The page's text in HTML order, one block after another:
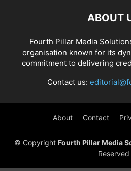
ABOUT
Fourth Pillar Media
organisation known for its
commitment to delivering
Contact us:
About Contact
© Copyright Fourth Pillar Media
Reserved